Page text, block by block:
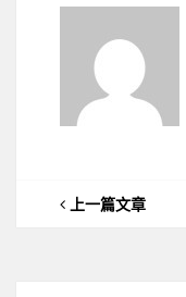
上一篇文章